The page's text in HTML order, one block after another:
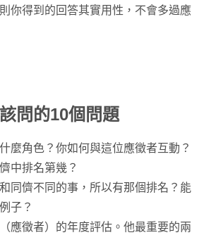
你得到的回答其實用性，不會多過應
問的10個問題
麼角色？你如何與這位應徵者互動？
中排名第幾？
同儕不同的事，所以有那個排名？能
子？
應徵者）的年度評估。他最重要的兩